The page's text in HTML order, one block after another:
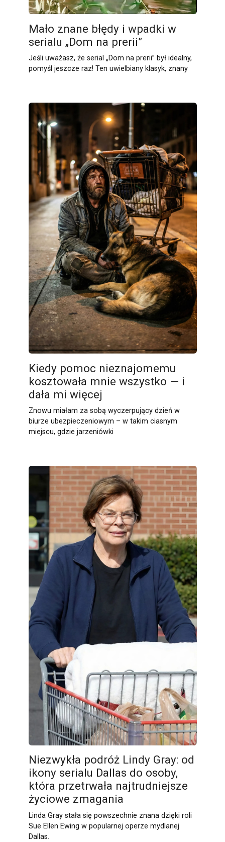
Mało znane błędy i wpadki w
serialu „Dom na prerii”
Jeśli uważasz, że serial „Dom na prerii” był idealny,
pomyśl jeszcze raz! Ten uwielbiany klasyk, znany
Kiedy pomoc nieznajomemu
kosztowała mnie wszystko — i
dała mi więcej
Znowu miałam za sobą wyczerpujący dzień w
biurze ubezpieczeniowym – w takim ciasnym
miejscu, gdzie jarzeniówki
Niezwykła podróż Lindy Gray: od
ikony serialu Dallas do osoby,
która przetrwała najtrudniejsze
życiowe zmagania
Linda Gray stała się powszechnie znana dzięki roli
Sue Ellen Ewing w popularnej operze mydlanej
Dallas.